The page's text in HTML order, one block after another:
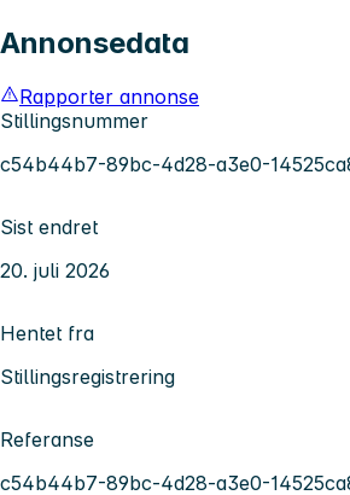
Annonsedata
Rapporter annonse
Stillingsnummer
c54b44b7-89bc-4d28-a3e0-
Sist endret
20. juli 2026
Hentet fra
Stillingsregistrering
Referanse
c54b44b7-89bc-4d28-a3e0-